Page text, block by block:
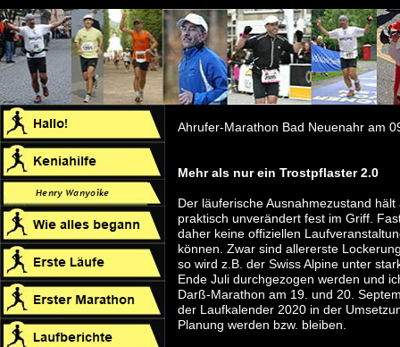
Ahrufer-Marathon Bad Neuenahr am
Mehr als nur ein Trostpflaster 2.0
Der läuferische Ausnahmezustand
praktisch unverändert fest im Griff.
daher keine offiziellen
können. Zwar sind allererste
so wird z.B. der Swiss Alpine unter
Ende Juli durchgezogen werden und
Darß-Marathon am 19. und 20.
der Laufkalender 2020 in der
Planung werden bzw. bleiben.